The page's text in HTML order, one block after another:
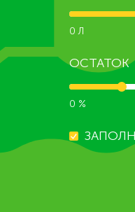
0 Л
ОСТАТОК
0 %